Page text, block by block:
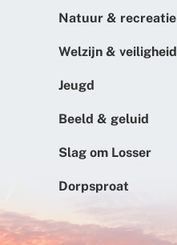
Natuur & recreatie
Welzijn & veiligheid
Jeugd
Beeld & geluid
Slag om Losser
Dorpsproat